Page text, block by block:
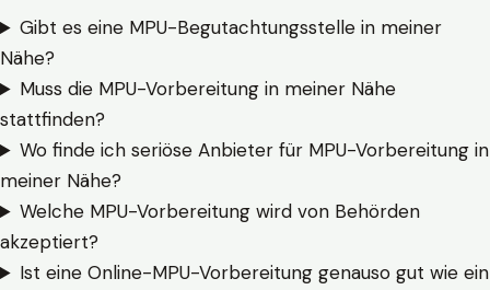
Gibt es eine MPU-Begutachtungsstelle in meiner
Nähe?
Muss die MPU-Vorbereitung in meiner Nähe
stattfinden?
Wo finde ich seriöse Anbieter für MPU-Vorbereitung in
meiner Nähe?
Welche MPU-Vorbereitung wird von Behörden
akzeptiert?
Ist eine Online-MPU-Vorbereitung genauso gut wie ein